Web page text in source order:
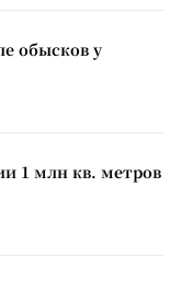
обысков у
1 млн кв. метров